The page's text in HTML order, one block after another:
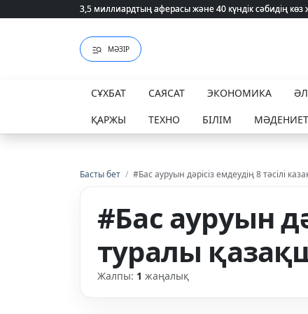
3,5 миллиардтың аферасы және 40 күндік сәбидің
3,5 миллиардтың аферасы және 40 күндік сәбидің
МӘЗІР
СҰХБАТ САЯСАТ ЭКОНОМИКА
ҚАРЖЫ
ТЕХНО БІЛІМ МӘДЕНИЕТ
Басты бет / #Бас ауруын дәрісіз емдеудің 8 тәсілі
#Бас ауруын
туралы
Жалпы: 1 жаңалық